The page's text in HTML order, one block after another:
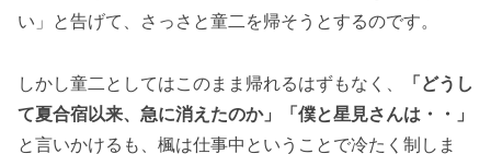
い」と告げて、さっさと童二を帰そうとするのです。
しかし童二としてはこのまま帰れるはずもなく、
「どうし
て夏合宿以来、急に消えたのか」「僕と星見さんは・・」
と言いかけるも、楓は仕事中ということで冷たく制しま